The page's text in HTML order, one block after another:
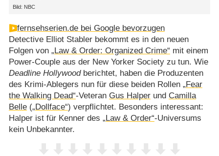
Bild: NBC
fernsehserien.de bei Google bevorzugen
Detective Elliot Stabler bekommt es in den neuen
Folgen von „Law & Order: Organized Crime“ mit einem
Power-Couple aus der New Yorker Society zu tun. Wie
Deadline Hollywoodberichtet, haben die Produzenten
des Krimi-Ablegers nun für diese beiden Rollen „Fear
the Walking Dead“-Veteran Gus Halperund Camilla
Belle(„Dollface“) verpflichtet. Besonders interessant:
Halper ist für Kenner des „Law & Order“-Universums
kein Unbekannter.